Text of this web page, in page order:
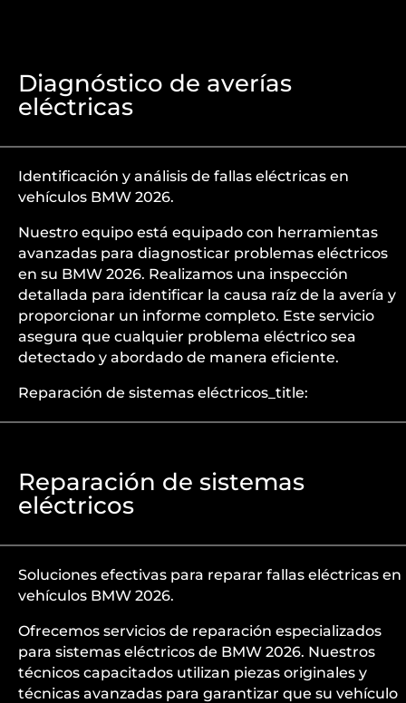
Diagnóstico de averías
eléctricas
Identificación y análisis de fallas eléctricas en
vehículos BMW 2026.
Nuestro equipo está equipado con herramientas
avanzadas para diagnosticar problemas eléctricos
en su BMW 2026. Realizamos una inspección
detallada para identificar la causa raíz de la avería y
proporcionar un informe completo. Este servicio
asegura que cualquier problema eléctrico sea
detectado y abordado de manera eficiente.
Reparación de sistemas eléctricos_title:
Reparación de sistemas
eléctricos
Soluciones efectivas para reparar fallas eléctricas en
vehículos BMW 2026.
Ofrecemos servicios de reparación especializados
para sistemas eléctricos de BMW 2026. Nuestros
técnicos capacitados utilizan piezas originales y
técnicas avanzadas para garantizar que su vehículo